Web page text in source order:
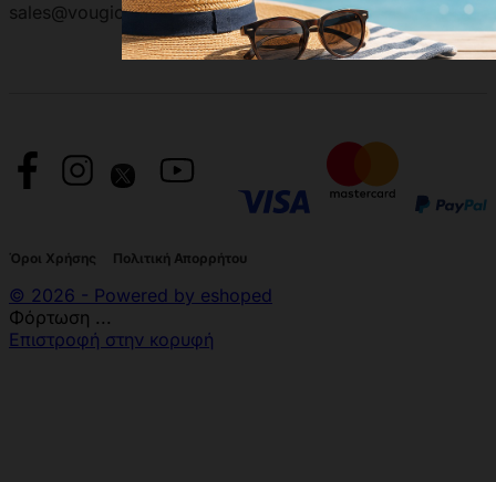
sales@vougioukas.gr
Όροι Χρήσης Πολιτική Απορρήτου
© 2026 - Powered by eshoped
Φόρτωση ...
Επιστροφή στην κορυφή